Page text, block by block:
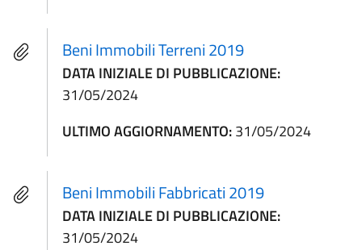
Beni Immobili Terreni 2019
DATA INIZIALE DI PUBBLICAZIONE:
31/05/2024
ULTIMO AGGIORNAMENTO:31/05/2024
Beni Immobili Fabbricati 2019
DATA INIZIALE DI PUBBLICAZIONE:
31/05/2024